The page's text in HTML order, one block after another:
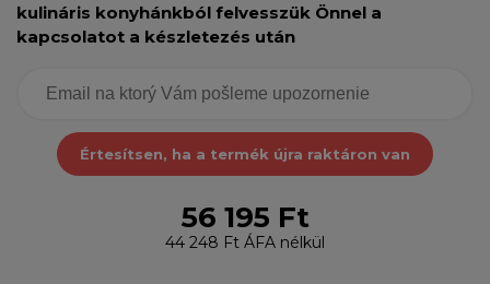
kulináris konyhánkból felvesszük Önnel a
kapcsolatot a készletezés után
Értesítsen, ha a termék újra raktáron van
56 195 Ft
44 248 Ft ÁFA nélkül